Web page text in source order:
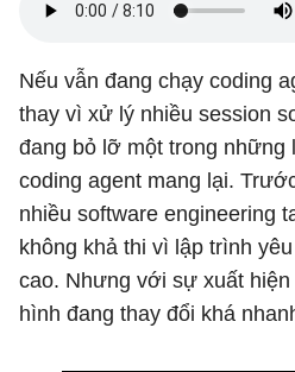
Nếu vẫn đang chạy coding
thay vì xử lý nhiều session
đang bỏ lỡ một trong những
coding agent mang lại.
nhiều software engineering
không khả thi vì lập trình
cao. Nhưng với sự xuất
hình đang thay đổi khá